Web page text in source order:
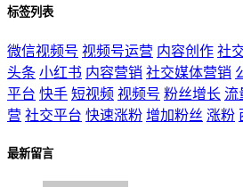
标签列表
微信视频号 视频号运营 内容创作 社
头条 小红书 内容营销 社交媒体营销
平台 快手 短视频 视频号 粉丝增长 流
营 社交平台 快速涨粉 增加粉丝 涨粉
最新留言